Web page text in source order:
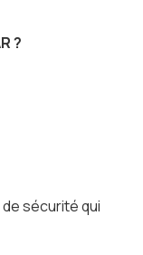
?
sécurité qui